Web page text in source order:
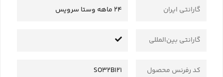
گارانتی ایران 24 ماهه وستا سرویس
گارانتی بین‌المللی
کد رفرنس محصول SO32B121